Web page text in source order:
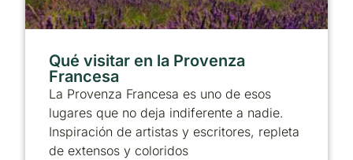
Qué visitar en la Provenza
Francesa
La Provenza Francesa es uno de esos
lugares que no deja indiferente a nadie.
Inspiración de artistas y escritores, repleta
de extensos y coloridos